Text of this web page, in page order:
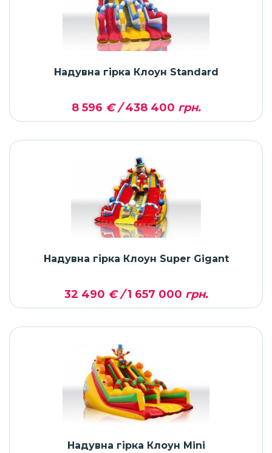
Надувна гірка Клоун Standard
8 596 € /438 400 грн.
Надувна гірка Клоун Super Gigant
32 490 € /1 657 000 грн.
Надувна гірка Клоун Mini